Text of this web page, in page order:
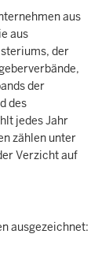
aus
aus
der
der
des
jedes Jahr
zählen unter
Verzicht auf
ausgezeichnet: